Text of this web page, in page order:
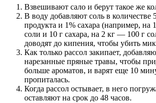
Взвешивают сало и берут такое же
В воду добавляют соль в количестве
продукта и 1% сахара (например, на
соли и 10 г сахара, на 2 кг — 100 г
доводят до кипения, чтобы убить
Как только рассол закипает,
нарезанные пряные травы, чтобы
больше ароматов, и варят еще 10
пропиталась.
Когда рассол остывает, в него
оставляют на срок до 48 часов.